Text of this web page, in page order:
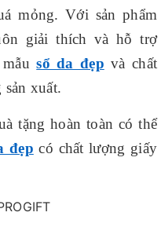
mỏng. Với sản phẩm
giải thích và hỗ trợ
mẫusổ da đẹp và chất
xuất.
tặng hoàn toàn có thể
đẹp có chất lượng giấy